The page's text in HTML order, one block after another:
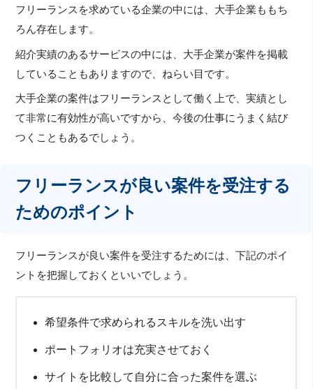
フリーランスを求めている企業の中には、大手企業ももち
ろん存在します。
紹介実績のあるサービスの中には、大手企業が案件を掲載
していることもありますので、ねらい目です。
大手企業の案件はフリーランスとして働く上で、実績とし
て非常に有効性が高いですから、今後の仕事にうまく結び
つくこともあるでしょう。
フリーランスが良い案件を受注する
ためのポイント
フリーランスが良い案件を受注するためには、下記のポイ
ントを把握しておくといいでしょう。
希望条件で求められるスキルを洗い出す
ポートフォリオは充実させておく
サイトを比較して自分に合った案件を選ぶ